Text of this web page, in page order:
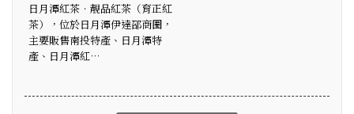
日月潭紅茶‧靚品紅茶（育正紅
茶），位於日月潭伊達邵商圈，
主要販售南投特產、日月潭特
產、日月潭紅…